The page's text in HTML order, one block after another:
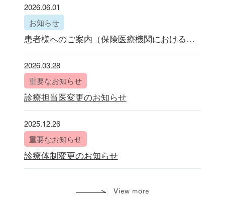
2026.06.01
お知らせ
患者様へのご案内（保険医療機関における掲示）
2026.03.28
重要なお知らせ
診療担当医変更のお知らせ
2025.12.26
重要なお知らせ
診療体制変更のお知らせ
View more